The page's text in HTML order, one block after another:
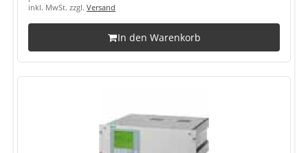
inkl. MwSt. zzgl. Versand
In den Warenkorb